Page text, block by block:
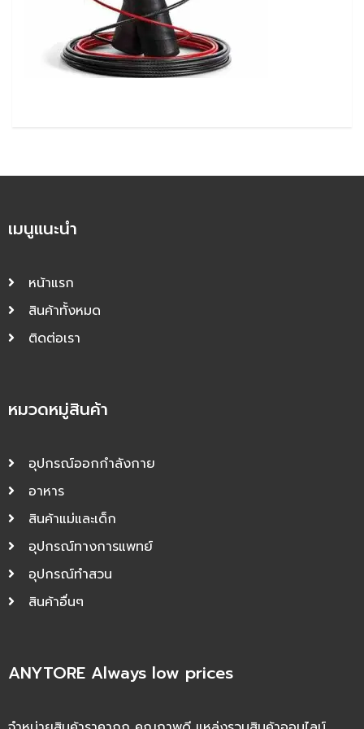
เมนูแนะนำ
หน้าแรก
สินค้าทั้งหมด
ติดต่อเรา
หมวดหมู่สินค้า
อุปกรณ์ออกกำลังกาย
อาหาร
สินค้าแม่และเด็ก
อุปกรณ์ทางการแพทย์
อุปกรณ์ทำสวน
สินค้าอื่นๆ
ANYTORE Always low prices